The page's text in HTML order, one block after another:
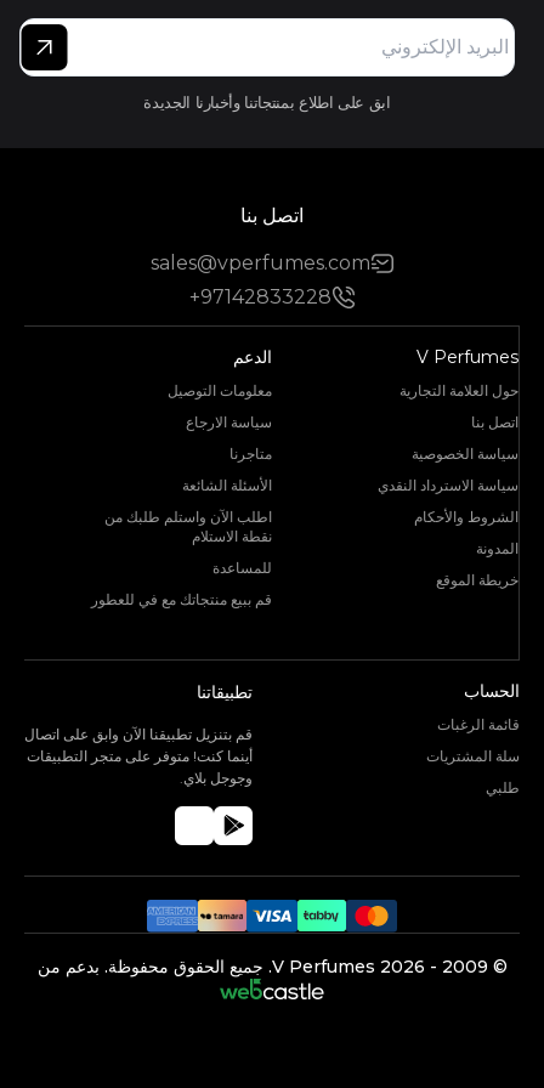
ابق على اطلاع بمنتجاتنا وأخبارنا الجديدة
اتصل بنا
sales@vperfumes.com
+97142833228
V Perfumes
حول العلامة التجارية
اتصل بنا
سياسة الخصوصية
سياسة الاسترداد النقدي
الشروط والأحكام
المدونة
خريطة الموقع
الدعم
معلومات التوصيل
سياسة الارجاع
متاجرنا
الأسئلة الشائعة
اطلب الآن واستلم طلبك من
نقطة الاستلام
للمساعدة
قم ببيع منتجاتك مع في للعطور
الحساب
قائمة الرغبات
سلة المشتريات
طلبي
تطبيقاتنا
قم بتنزيل تطبيقنا الآن وابق على اتصال
أينما كنت! متوفر على متجر التطبيقات
وجوجل بلاي.
©️ 2009 -
2026 جميع الحقوق محفوظة. بدعم من